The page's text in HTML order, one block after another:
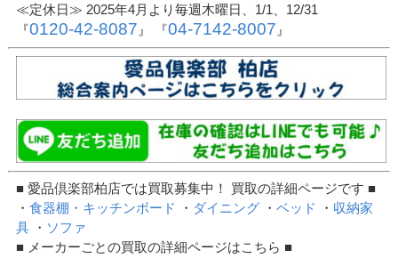
≪定休日≫ 2025年4月より毎週木曜日、1/1、12/31
『0120-42-8087 』 『04-7142-8007 』
■ 愛品倶楽部柏店では買取募集中！ 買取の詳細ページです ■
・食器棚・キッチンボード ・ ダイニング ・ベッド ・ 収納家
具 ・ ソファ
■ メーカーごとの買取の詳細ページはこちら ■